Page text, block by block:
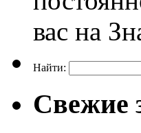
вас на
Найти:
Свежие